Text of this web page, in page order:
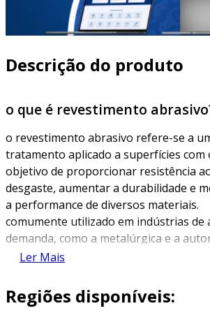
Descrição do produto
o que é revestimento
o revestimento abrasivo refere-se a
tratamento aplicado a superfícies com
objetivo de proporcionar resistência
desgaste, aumentar a durabilidade e
a performance de diversos materiais.
comumente utilizado em indústrias de
demanda, como a metalúrgica e a
esse tipo de revestimento utiliza
eficaz.
Ler Mais
Regiões disponíveis: